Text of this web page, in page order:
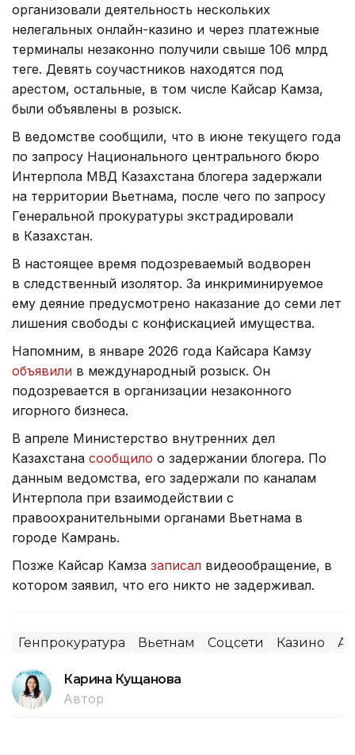
организовали деятельность нескольких
нелегальных онлайн-казино и через платежные
терминалы незаконно получили свыше 106 млрд
теңге. Девять соучастников находятся под
арестом, остальные, в том числе Кайсар Камза,
были объявлены в розыск.
В ведомстве сообщили, что в июне текущего года
по запросу Национального центрального бюро
Интерпола МВД Казахстана блогера задержали
на территории Вьетнама, после чего по запросу
Генеральной прокуратуры экстрадировали
в Казахстан.
В настоящее время подозреваемый водворен
в следственный изолятор. За инкриминируемое
ему деяние предусмотрено наказание до семи лет
лишения свободы с конфискацией имущества.
Напомним, в январе 2026 года Кайсара Камзу
объявили в международный розыск. Он
подозревается в организации незаконного
игорного бизнеса.
В апреле Министерство внутренних дел
Казахстана сообщило о задержании блогера. По
данным ведомства, его задержали по каналам
Интерпола при взаимодействии с
правоохранительными органами Вьетнама в
городе Камрань.
Позже Кайсар Камза записал видеообращение, в
котором заявил, что его никто не задерживал.
Генпрокуратура Вьетнам Соцсети Казино
Карина Кущанова
Автор